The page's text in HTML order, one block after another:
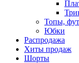
Топы,
Юбки
Распродажа
Хиты продаж
Шорты